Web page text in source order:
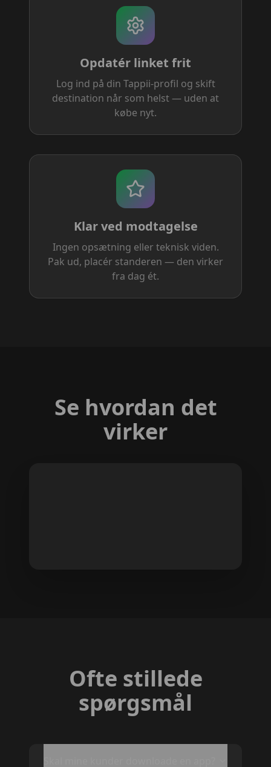
Opdatér linket frit
Log ind på din Tappii-profil og skift
destination når som helst — uden at
købe nyt.
Klar ved modtagelse
Ingen opsætning eller teknisk viden.
Pak ud, placér standeren — den virker
fra dag ét.
Se hvordan det
virker
Ofte stillede
spørgsmål